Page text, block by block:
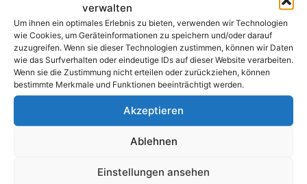
verwalten
Um ihnen ein optimales Erlebnis zu bieten, verwenden wir Technologien
wie Cookies, um Geräteinformationen zu speichern und/oder darauf
zuzugreifen. Wenn sie dieser Technologien zustimmen, können wir Daten
wie das Surfverhalten oder eindeutige IDs auf dieser Website verarbeiten.
Wenn sie die Zustimmung nicht erteilen oder zurückziehen, können
bestimmte Merkmale und Funktionen beeinträchtigt werden.
Akzeptieren
Ablehnen
Einstellungen ansehen
Ein weiterer typischer Fehler ist die fehlerhafte Messung
elektrischer Werte. Hierzu zählen Isolationswiderstand
und Schutzleiterprüfung. Messgeräte müssen
regelmäßig kalibriert werden, um genaue Werte zu
liefern. Alte oder unkalibrierte Geräte können falsche
Ergebnisse zeigen. Regelmäßige Wartung und
Kalibrierung der Prüfgeräte sind daher unerlässlich.
Die Vernachlässigung der Dokumentation ist ebenfalls
Unternehmen keinen Nachweis über den Zustand ihrer